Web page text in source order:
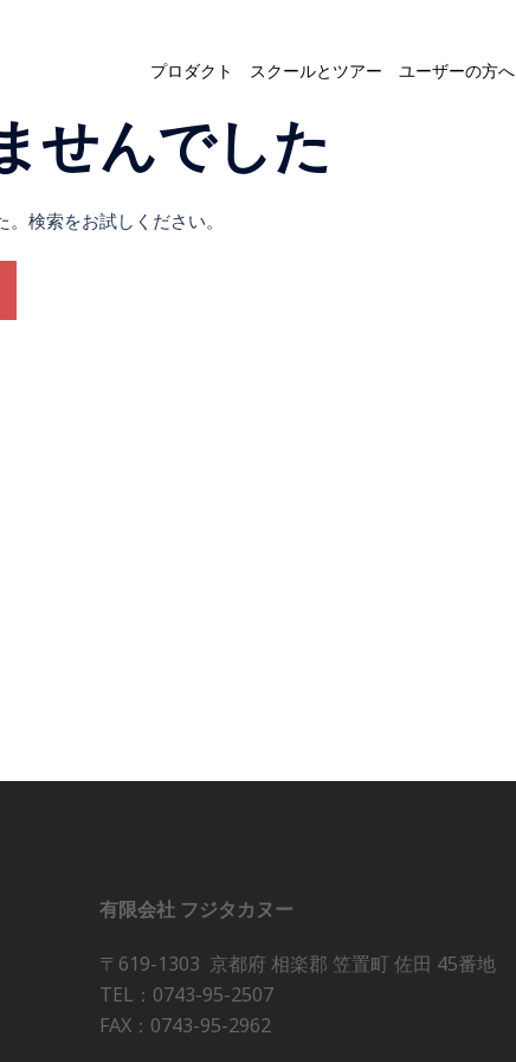
プロダクト スクールとツアー ユーザーの方へ
せんでした
検索をお試しください。
有限会社 フジタカヌー
〒619-1303 京都府 相楽郡 笠置町 佐田 45番地
TEL：0743-95-2507
FAX：0743-95-2962